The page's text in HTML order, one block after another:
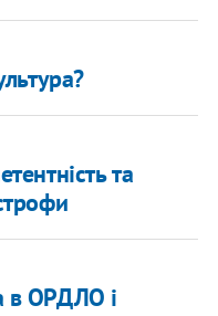
та
в ОРДЛО і